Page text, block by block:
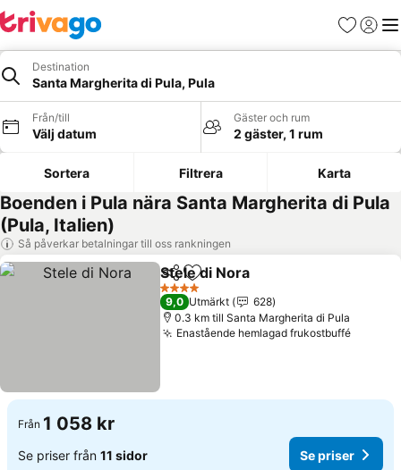
Favoriter
Logga
Destination
Santa Margherita di Pula, Pula
Från/till
Välj datum
Gäster och rum
2 gäster, 1 rum
Sortera Filtrera Karta
Boenden i Pula nära Santa Margherita di Pula
(Pula, Italien)
Så påverkar betalningar till oss rankningen
Dela Lägg till i Mina Favoriter
Stele di Nora
4 Stjärnor
9,0 Utmärkt
628
0.3 km till Santa Margherita di Pula
Enastående hemlagad frukostbufféSe
Från 1 058 kr
Se priser från 11 sidor Se priser